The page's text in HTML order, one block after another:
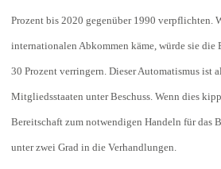
Prozent bis 2020 gegenüber 1990 verpflichten.
internationalen Abkommen käme, würde sie die
30 Prozent verringern. Dieser Automatismus ist
Mitgliedsstaaten unter Beschuss. Wenn dies
Bereitschaft zum notwendigen Handeln für das
unter zwei Grad in die Verhandlungen.